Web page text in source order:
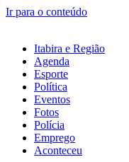
Ir para o conteúdo
Itabira e Região
Agenda
Esporte
Política
Eventos
Fotos
Polícia
Emprego
Aconteceu